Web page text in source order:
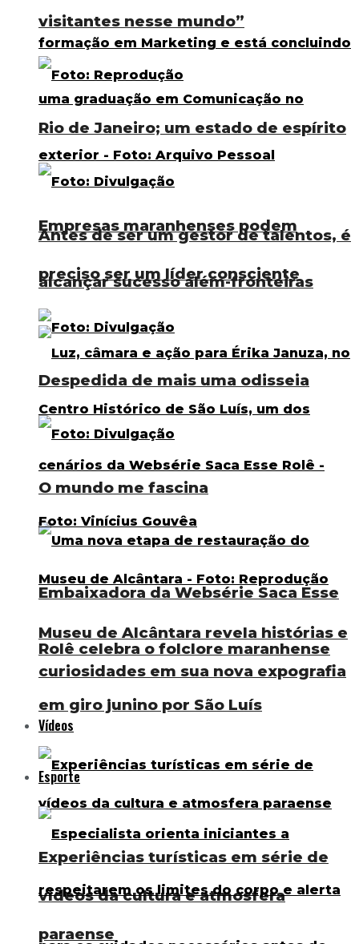
visitantes nesse mundo”
Rio de Janeiro; um estado de espírito
Antes de ser um gestor de talentos, é
preciso ser um líder consciente
Despedida de mais uma odisseia
O mundo me fascina
Museu de Alcântara revela histórias e
curiosidades em sua nova expografia
Vídeos
Experiências turísticas em série de
vídeos da cultura e atmosfera
paraense
Empresas maranhenses podem
alcançar sucesso além-fronteiras
Embaixadora da Websérie Saca Esse
Rolê celebra o folclore maranhense
em giro junino por São Luís
Esporte